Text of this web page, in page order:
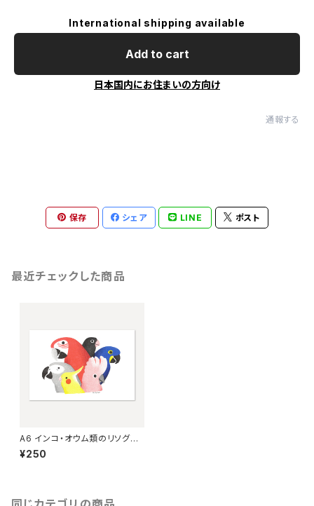
International shipping available
Add to cart
日本国内にお住まいの方向け
通報する
保存 シェア LINE ポスト
最近チェックした商品
A6 インコ・オウム類のリソグラ
フ
¥250